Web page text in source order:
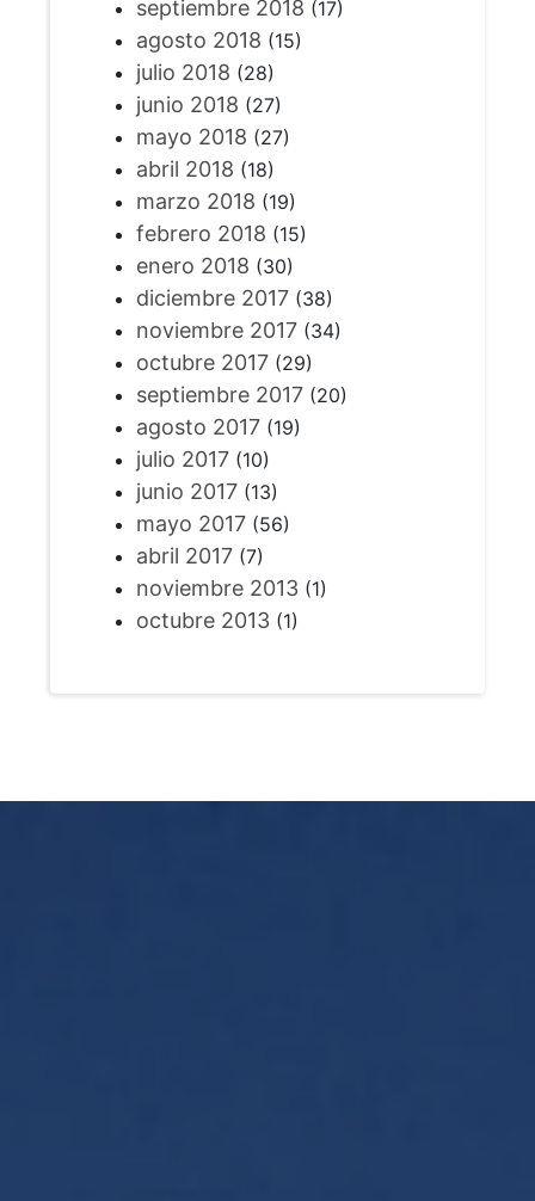
septiembre 2018 (17)
agosto 2018 (15)
julio 2018 (28)
junio 2018 (27)
mayo 2018 (27)
abril 2018 (18)
marzo 2018 (19)
febrero 2018 (15)
enero 2018 (30)
diciembre 2017(38)
noviembre 2017(34)
octubre 2017(29)
septiembre 2017(20)
agosto 2017(19)
julio 2017(10)
junio 2017(13)
mayo 2017(56)
abril 2017(7)
noviembre 2013(1)
octubre 2013(1)